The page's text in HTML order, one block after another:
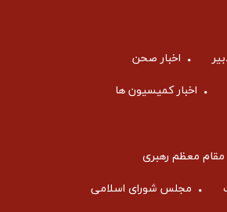
اخبار صحن
اخبار کمیسیون ها
مقام معظم رهبری
مجلس شورای اسلامی